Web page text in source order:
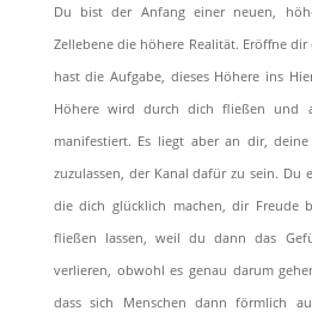
Du bist der Anfang einer neuen,
Zellebene die höhere Realität. Eröffne
hast die Aufgabe, dieses Höhere ins
Höhere wird durch dich ﬂießen und
manifestiert. Es liegt aber an dir,
zuzulassen, der Kanal dafür zu sein. Du
die dich glücklich machen, dir Freude
ﬂießen lassen, weil du dann das
verlieren, obwohl es genau darum
dass sich Menschen dann förmlich